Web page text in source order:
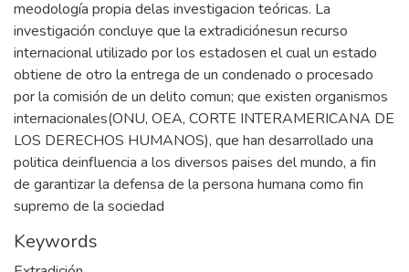
meodología propia delas investigacion teóricas. La
investigación concluye que la extradiciónesun recurso
internacional utilizado por los estadosen el cual un estado
obtiene de otro la entrega de un condenado o procesado
por la comisión de un delito comun; que existen organismos
internacionales(ONU, OEA, CORTE INTERAMERICANA DE
LOS DERECHOS HUMANOS), que han desarrollado una
politica deinfluencia a los diversos paises del mundo, a fin
de garantizar la defensa de la persona humana como fin
supremo de la sociedad
Keywords